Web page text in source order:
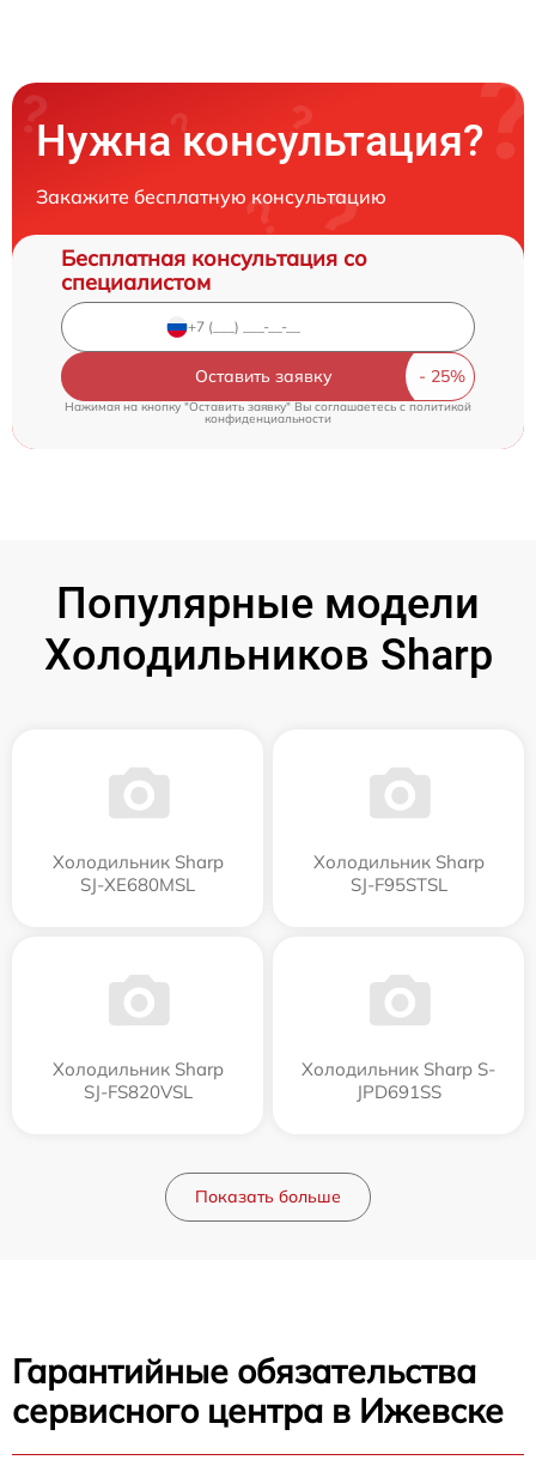
Нужна консультация?
Закажите бесплатную консультацию
Бесплатная консультация со
специалистом
Оставить заявку
Нажимая на кнопку "Оставить заявку" Вы соглашаетесь cполитикой
конфиденциальности
Популярные модели
Холодильников Sharp
Холодильник Sharp
SJ-XE680MSL
Холодильник Sharp
SJ-F95STSL
Холодильник Sharp
SJ-FS820VSL
Холодильник Sharp S-
JPD691SS
Показать больше
Гарантийные обязательства
сервисного центра в Ижевске